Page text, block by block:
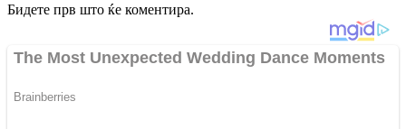
Бидете прв што ќе коментира.